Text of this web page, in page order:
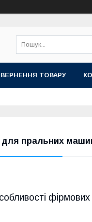
ТОВАРУ
пральних